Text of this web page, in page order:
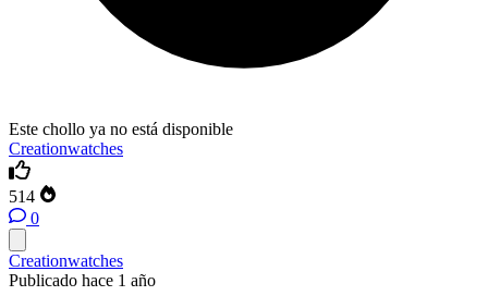
Este chollo ya no está disponible
Creationwatches
514
0
Creationwatches
Publicado hace 1 año